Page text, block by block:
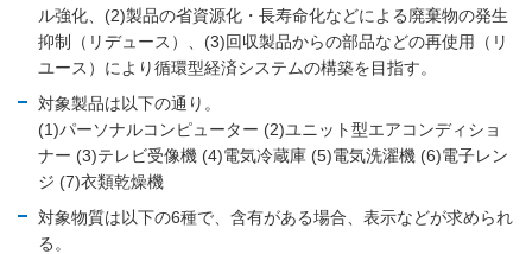
ル強化、(2)製品の省資源化・長寿命化などによる廃棄物の発生
抑制（リデュース）、(3)回収製品からの部品などの再使用（リ
ユース）により循環型経済システムの構築を目指す。
対象製品は以下の通り。
(1)パーソナルコンピューター (2)ユニット型エアコンディショ
ナー (3)テレビ受像機 (4)電気冷蔵庫 (5)電気洗濯機 (6)電子レン
ジ (7)衣類乾燥機
対象物質は以下の6種で、含有がある場合、表示などが求められ
る。